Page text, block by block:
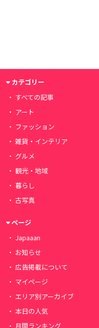
カテゴリー
すべての記事
アート
ファッション
雑貨・インテリア
グルメ
観光・地域
暮らし
古写真
ページ
Japaaan
お知らせ
広告掲載について
マイページ
エリア別アーカイブ
本日の人気
月間ランキング